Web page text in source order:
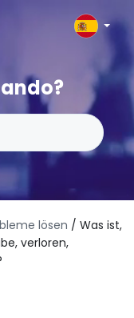
lösen / Was ist,
verloren,